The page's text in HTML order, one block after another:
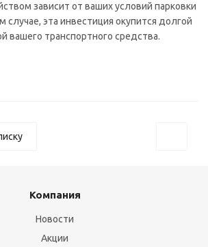
зависит от ваших условий парковки
эта инвестиция окупится долгой
вашего транспортного средства.
Компания
Новости
Акции